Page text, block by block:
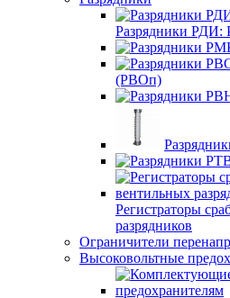
Разрядники
(РВОп)
Регистраторы
разрядников
Ограничители
Высоковольтные